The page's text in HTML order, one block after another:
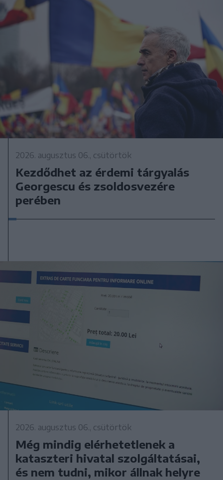
2026. augusztus 06., csütörtök
Kezdődhet az érdemi tárgyalás
Georgescu és zsoldosvezére
perében
2026. augusztus 06., csütörtök
Még mindig elérhetetlenek a
kataszteri hivatal szolgáltatásai,
és nem tudni, mikor állnak helyre